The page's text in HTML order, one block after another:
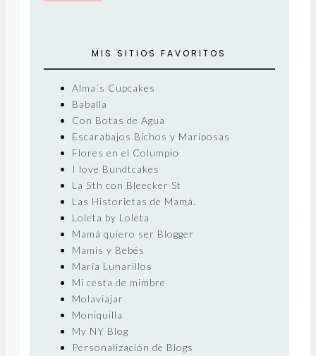
MIS SITIOS FAVORITOS
Alma´s Cupcakes
Baballa
Con Botas de Agua
Escarabajos Bichos y Mariposas
Flores en el Columpio
I love Bundtcakes
La 5th con Bleecker St
Las Historietas de Mamá.
Loleta by Loleta
Mamá quiero ser Blogger
Mamis y Bebés
María Lunarillos
Mi cesta de mimbre
Molaviajar
Moniquilla
My NY Blog
Personalización de Blogs